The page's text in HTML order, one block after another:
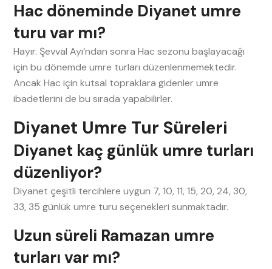
Hac döneminde Diyanet umre
turu var mı?
Hayır. Şevval Ayı’ndan sonra Hac sezonu başlayacağı
için bu dönemde umre turları düzenlenmemektedir.
Ancak Hac için kutsal topraklara gidenler umre
ibadetlerini de bu sırada yapabilirler.
Diyanet Umre Tur Süreleri
Diyanet kaç günlük umre turları
düzenliyor?
Diyanet çeşitli tercihlere uygun 7, 10, 11, 15, 20, 24, 30,
33, 35 günlük umre turu seçenekleri sunmaktadır.
Uzun süreli Ramazan umre
turları var mı?